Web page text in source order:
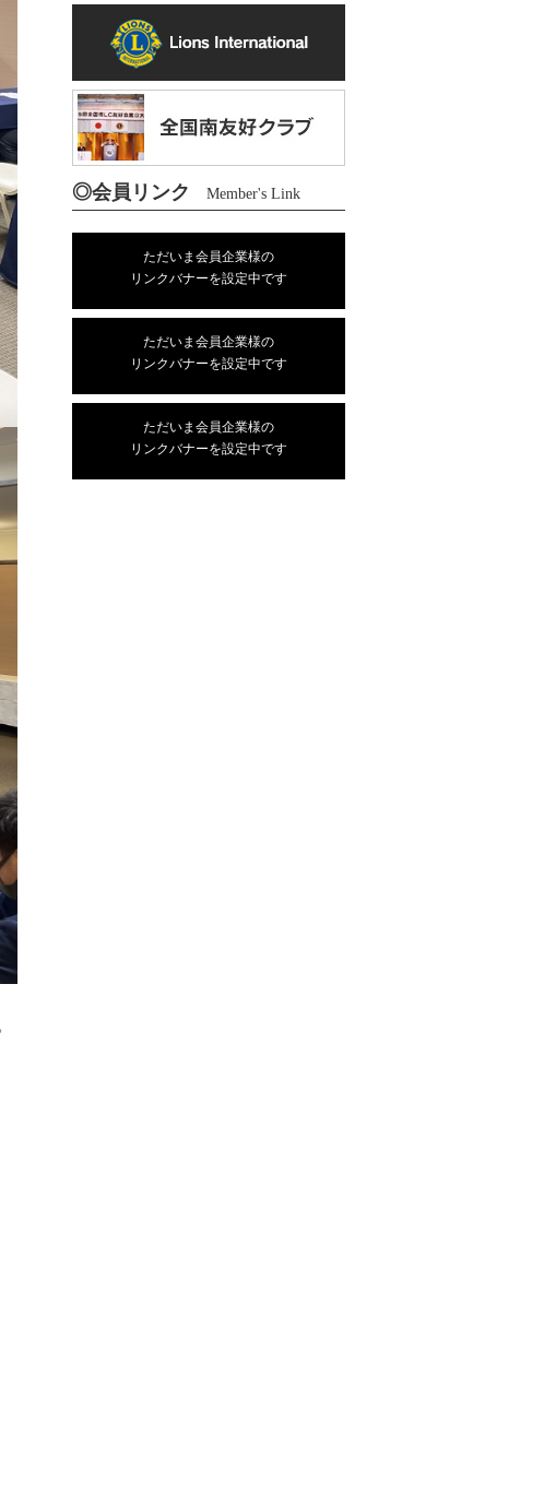
◎会員リンク Member's Link
ただいま会員企業様の
リンクバナーを設定中です
ただいま会員企業様の
リンクバナーを設定中です
ただいま会員企業様の
リンクバナーを設定中です